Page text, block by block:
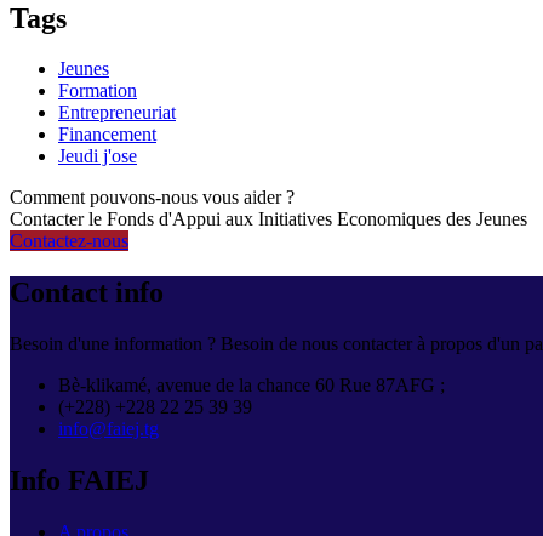
Tags
Jeunes
Formation
Entrepreneuriat
Financement
Jeudi j'ose
Comment pouvons-nous vous aider ?
Contacter le Fonds d'Appui aux Initiatives Economiques des Jeunes
Contactez-nous
Contact info
Besoin d'une information ? Besoin de nous contacter à propos d'un
Bè-klikamé, avenue de la chance 60 Rue 87AFG ;
(+228) +228 22 25 39 39
info@faiej.tg
Info FAIEJ
A propos